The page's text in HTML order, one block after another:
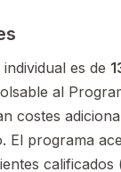
es de
al
costes
El programa
calificados